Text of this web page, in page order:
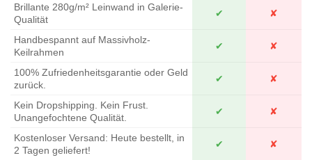
Brillante 280g/m² Leinwand in Galerie-
Qualität
✔ ✘
Handbespannt auf Massivholz-
Keilrahmen
✔ ✘
100% Zufriedenheitsgarantie oder Geld
zurück.
✔ ✘
Kein Dropshipping. Kein Frust.
Unangefochtene Qualität.
✔ ✘
Kostenloser Versand: Heute bestellt, in
2 Tagen geliefert!
✔ ✘